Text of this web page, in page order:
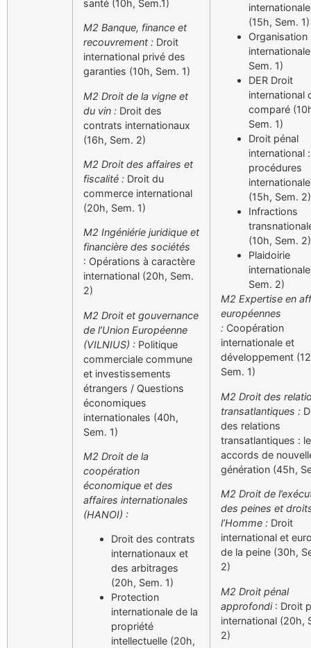
santé (10h, Sem.1)
M2 Banque, finance et
recouvrement : Droit
international privé des
garanties (10h, Sem. 1)
M2 Droit de la vigne et
du vin : Droit des
contrats internationaux
(16h, Sem. 2)
M2 Droit des affaires et
fiscalité : Droit du
commerce international
(20h, Sem. 1)
M2 Ingéniérie juridique et
financière des sociétés
: Opérations à caractère
international (20h, Sem.
2)
M2 Droit et gouvernance
de l’Union Européenne
(VILNIUS) : Politique
commerciale commune
et investissements
étrangers / Questions
économiques
internationales (40h,
Sem. 1)
M2 Droit de la
coopération
économique et des
affaires internationales
(HANOI) :
Droit des contrats
internationaux et
des arbitrages
(20h, Sem. 1)
Protection
internationale de la
propriété
intellectuelle (20h,
(15h, Sem. 1)
Organisation
Sem. 1)
DER Droit
international
comparé
Sem. 1)
Droit pénal
international :
procédures
(15h, Sem. 2)
Infractions
(10h, Sem. 2)
Plaidoirie
Sem. 2)
M2 Expertise en
européennes
: Coopération
internationale et
développement
Sem. 1)
M2 Droit des
transatlantiques :
des relations
transatlantiques :
accords de
génération (45h,
M2 Droit de
des peines et
l’Homme : Droit
international et
de la peine (30h,
2)
M2 Droit pénal
approfondi: Droit
international (20h,
2)